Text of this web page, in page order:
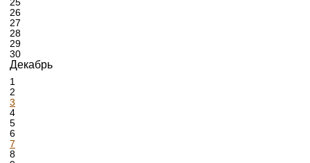
26
27
28
29
30
Декабрь
1
2
3
4
5
6
7
8